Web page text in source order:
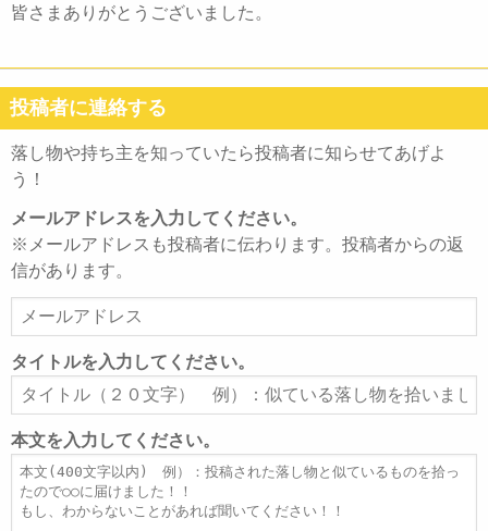
皆さまありがとうございました。
投稿者に連絡する
落し物や持ち主を知っていたら投稿者に知らせてあげよ
う！
メールアドレスを入力してください。
※メールアドレスも投稿者に伝わります。投稿者からの返
信があります。
ー
ル
ア
ド
レ
ス
タイトルを入力してください。
タ
イ
ト
ル
本文を入力してください。
本
文